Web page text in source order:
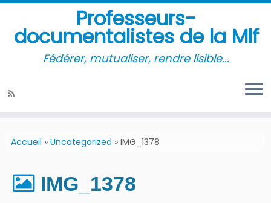
Professeurs-
documentalistes de la Mlf
Fédérer, mutualiser, rendre lisible...
Accueil » Uncategorized » IMG_1378
IMG_1378